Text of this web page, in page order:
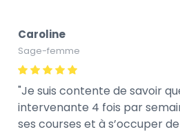
Caroline
Sage-femme
Je suis contente de savoir
intervenante 4 fois par
ses courses et à s’occuper